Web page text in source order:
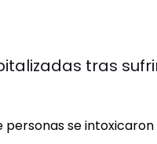
tras